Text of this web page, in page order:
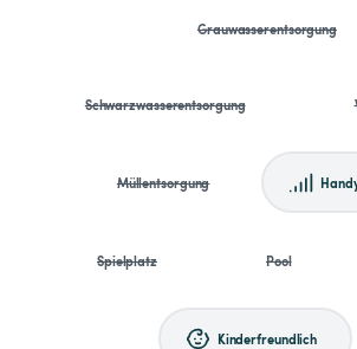
Grauwasserentsorgung
Schwarzwasserentsorgung
Müllentsorgung
Spielplatz Pool
Kinderfreundlich